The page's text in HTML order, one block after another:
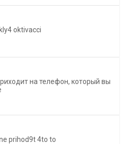
oktivacci
на телефон, который вы
prihod9t 4to to